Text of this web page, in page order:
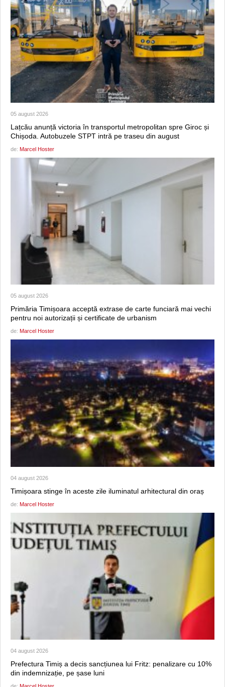
05 august 2026
Lațcău anunță victoria în transportul metropolitan spre Giroc și
Chișoda. Autobuzele STPT intră pe traseu din august
de: Marcel Hoster
05 august 2026
Primăria Timișoara acceptă extrase de carte funciară mai vechi
pentru noi autorizații și certificate de urbanism
de: Marcel Hoster
04 august 2026
Timișoara stinge în aceste zile iluminatul arhitectural din oraș
de: Marcel Hoster
04 august 2026
Prefectura Timiș a decis sancțiunea lui Fritz: penalizare cu 10%
din indemnizație, pe șase luni